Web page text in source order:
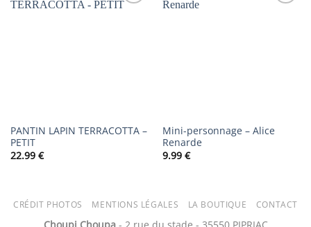
PANTIN LAPIN TERRACOTTA –
PETIT
22.99 €
Mini-personnage – Alice
Renarde
9.99 €
CRÉDIT PHOTOS MENTIONS LÉGALES LA BOUTIQUE CONTACT